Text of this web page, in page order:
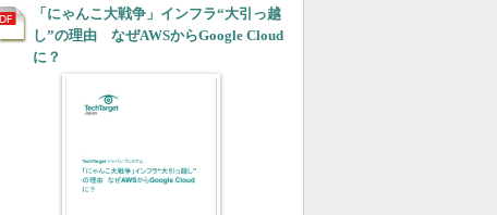
「にゃんこ大戦争」インフラ“大引っ越
し”の理由 なぜAWSからGoogle Cloud
に？